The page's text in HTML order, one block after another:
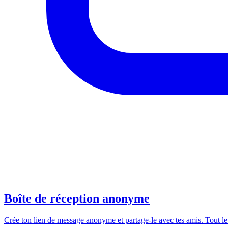
Boîte de réception anonyme
Crée ton lien de message anonyme et partage-le avec tes amis.